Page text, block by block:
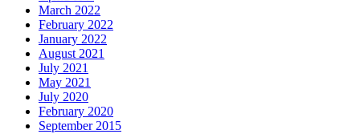
March 2022
February 2022
January 2022
August 2021
July 2021
May 2021
July 2020
February 2020
September 2015